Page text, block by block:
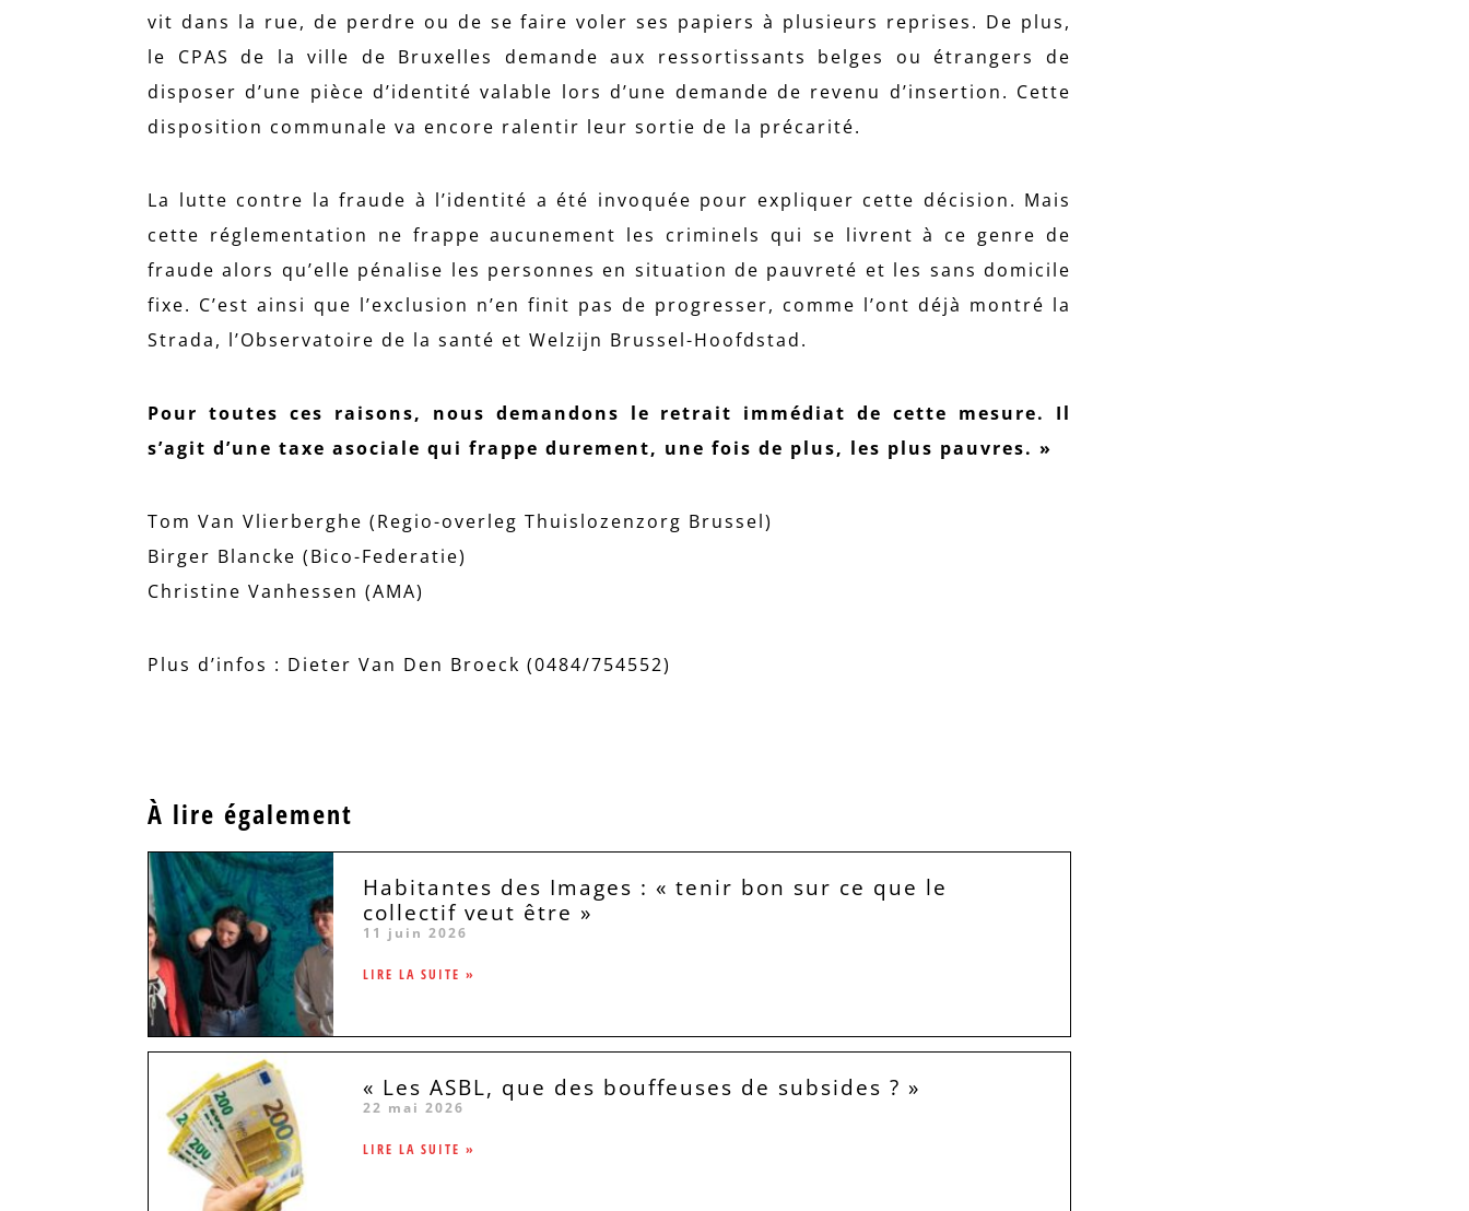
vit dans la rue, de perdre ou de se faire voler ses papiers à plusieurs reprises. De plus,
le CPAS de la ville de Bruxelles demande aux ressortissants belges ou étrangers de
disposer d’une pièce d’identité valable lors d’une demande de revenu d’insertion. Cette
disposition communale va encore ralentir leur sortie de la précarité.
La lutte contre la fraude à l’identité a été invoquée pour expliquer cette décision. Mais
cette réglementation ne frappe aucunement les criminels qui se livrent à ce genre de
fraude alors qu’elle pénalise les personnes en situation de pauvreté et les sans domicile
fixe. C’est ainsi que l’exclusion n’en finit pas de progresser, comme l’ont déjà montré la
Strada, l’Observatoire de la santé et Welzijn Brussel-Hoofdstad.
Pour toutes ces raisons, nous demandons le retrait immédiat de cette mesure. Il
s’agit d’une taxe asociale qui frappe durement, une fois de plus, les plus pauvres. »
Tom Van Vlierberghe (Regio-overleg Thuislozenzorg Brussel)
Birger Blancke (Bico-Federatie)
Christine Vanhessen (AMA)
Plus d’infos : Dieter Van Den Broeck (0484/754552)
À lire également
Habitantes des Images : « tenir bon sur ce que le
collectif veut être »
11 juin 2026
LIRE LA SUITE »
« Les ASBL, que des bouffeuses de subsides ? »
22 mai 2026
LIRE LA SUITE »